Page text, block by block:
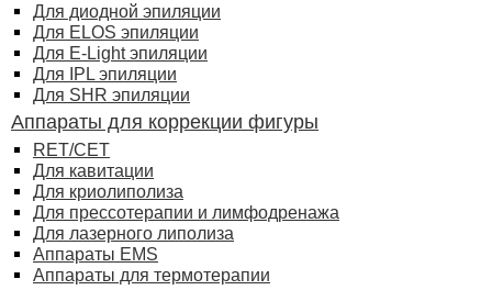
Для диодной эпиляции
Для ELOS эпиляции
Для E-Light эпиляции
Для IPL эпиляции
Для SHR эпиляции
Аппараты для коррекции фигуры
RET/CET
Для кавитации
Для криолиполиза
Для прессотерапии и лимфодренажа
Для лазерного липолиза
Аппараты EMS
Аппараты для термотерапии